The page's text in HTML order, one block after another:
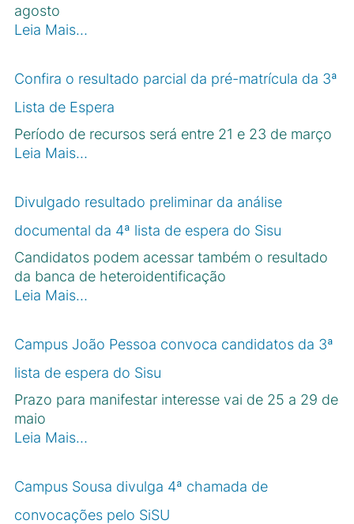
agosto
Leia Mais…
Confira o resultado parcial da pré-matrícula da 3ª
Lista de Espera
Período de recursos será entre 21 e 23 de março
Leia Mais…
Divulgado resultado preliminar da análise
documental da 4ª lista de espera do Sisu
Candidatos podem acessar também o resultado
da banca de heteroidentificação
Leia Mais…
Campus João Pessoa convoca candidatos da 3ª
lista de espera do Sisu
Prazo para manifestar interesse vai de 25 a 29 de
maio
Leia Mais…
Campus Sousa divulga 4ª chamada de
convocações pelo SiSU